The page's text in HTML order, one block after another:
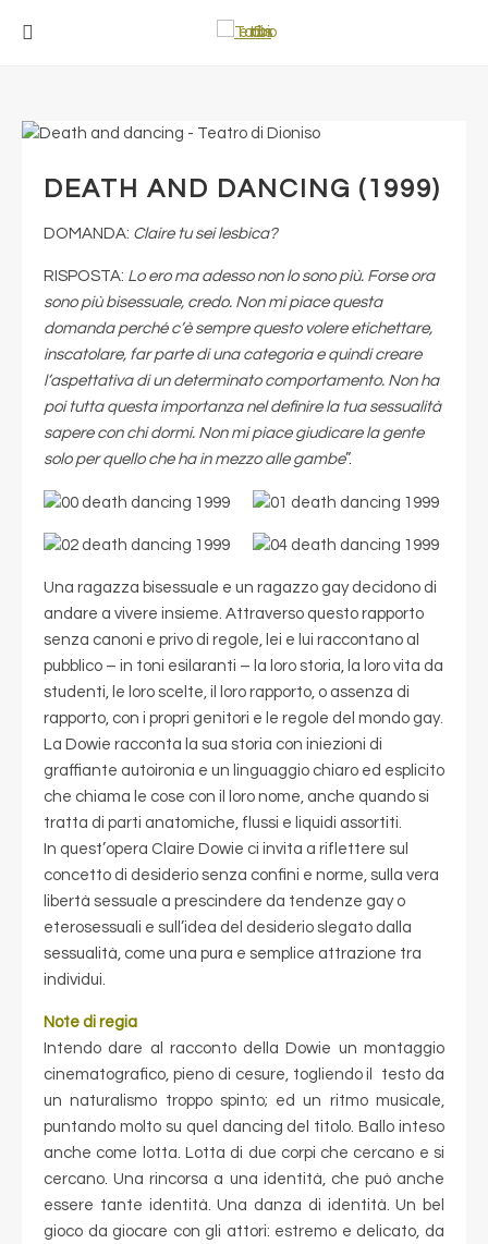
DEATH AND DANCING (1999)
DOMANDA: Claire tu sei lesbica?
RISPOSTA: Lo ero ma adesso non lo sono più. Forse ora
sono più bisessuale, credo. Non mi piace questa
domanda perché c’è sempre questo volere etichettare,
inscatolare, far parte di una categoria e quindi creare
l’aspettativa di un determinato comportamento. Non ha
poi tutta questa importanza nel definire la tua sessualità
sapere con chi dormi. Non mi piace giudicare la gente
solo per quello che ha in mezzo alle gambe”.
Una ragazza bisessuale e un ragazzo gay decidono di
andare a vivere insieme. Attraverso questo rapporto
senza canoni e privo di regole, lei e lui raccontano al
pubblico – in toni esilaranti – la loro storia, la loro vita da
studenti, le loro scelte, il loro rapporto, o assenza di
rapporto, con i propri genitori e le regole del mondo gay.
La Dowie racconta la sua storia con iniezioni di
graffiante autoironia e un linguaggio chiaro ed esplicito
che chiama le cose con il loro nome, anche quando si
tratta di parti anatomiche, flussi e liquidi assortiti.
In quest’opera Claire Dowie ci invita a riflettere sul
concetto di desiderio senza confini e norme, sulla vera
libertà sessuale a prescindere da tendenze gay o
eterosessuali e sull’idea del desiderio slegato dalla
sessualità, come una pura e semplice attrazione tra
individui.
Note di regia
Intendo dare al racconto della Dowie un montaggio
cinematografico, pieno di cesure, togliendo il testo da
un naturalismo troppo spinto; ed un ritmo musicale,
puntando molto su quel dancing del titolo. Ballo inteso
anche come lotta. Lotta di due corpi che cercano e si
cercano. Una rincorsa a una identità, che può anche
essere tante identità. Una danza di identità. Un bel
gioco da giocare con gli attori: estremo e delicato, da